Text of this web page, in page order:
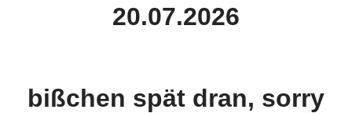
20.07.2026
bißchen spät dran, sorry